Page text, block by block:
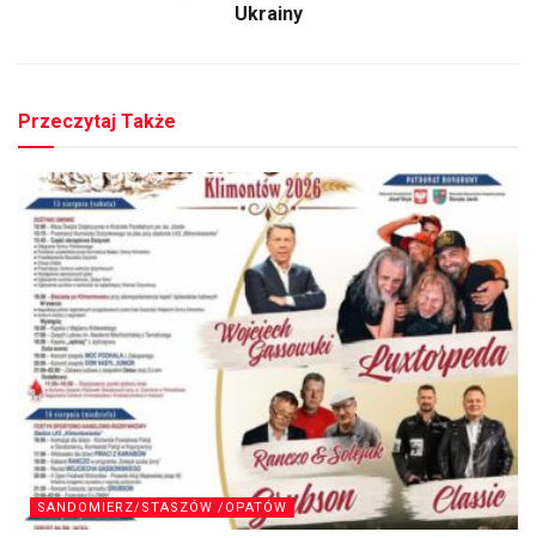
Ukrainy
Przeczytaj Także
SANDOMIERZ/STASZÓW /OPATÓW